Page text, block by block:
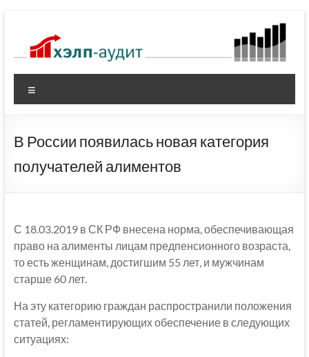
содержимому
В России появилась новая категория
получателей алиментов
С 18.03.2019 в СК РФ внесена норма, обеспечивающая
право на алименты лицам предпенсионного возраста,
то есть женщинам, достигшим 55 лет, и мужчинам
старше 60 лет.
На эту категорию граждан распространили положения
статей, регламентирующих обеспечение в следующих
ситуациях: